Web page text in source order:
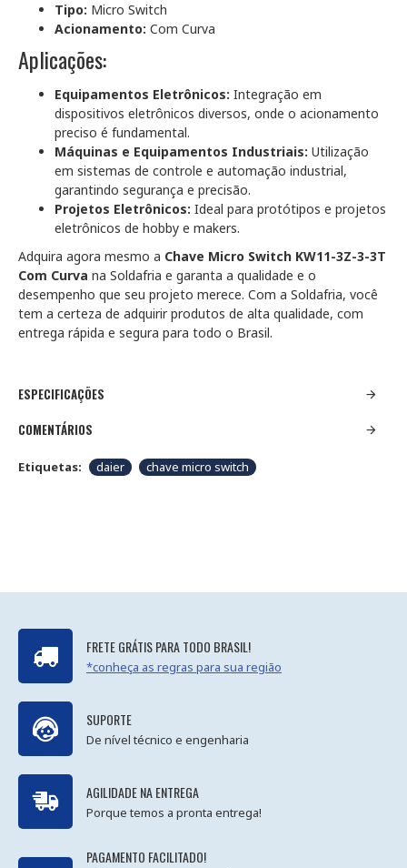
Tipo: Micro Switch
Acionamento: Com Curva
Aplicações:
Equipamentos Eletrônicos: Integração em
dispositivos eletrônicos diversos, onde o acionamento
preciso é fundamental.
Máquinas e Equipamentos Industriais: Utilização
em sistemas de controle e automação industrial,
garantindo segurança e precisão.
Projetos Eletrônicos: Ideal para protótipos e projetos
eletrônicos de hobby e makers.
Adquira agora mesmo a Chave Micro Switch KW11-3Z-3-3T
Com Curva na Soldafria e garanta a qualidade e o
desempenho que seu projeto merece. Com a Soldafria, você
tem a certeza de adquirir produtos de alta qualidade, com
entrega rápida e segura para todo o Brasil.
ESPECIFICAÇÕES
COMENTÁRIOS
Etiquetas: daier chave micro switch
FRETE GRÁTIS PARA TODO BRASIL!
*conheça as regras para sua região
SUPORTE
De nível técnico e engenharia
AGILIDADE NA ENTREGA
Porque temos a pronta entrega!
PAGAMENTO FACILITADO!